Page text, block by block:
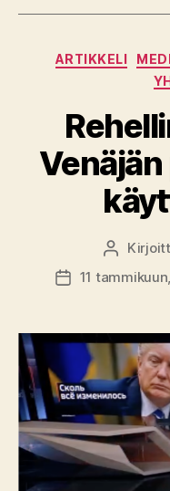
ARTIKKELI
11